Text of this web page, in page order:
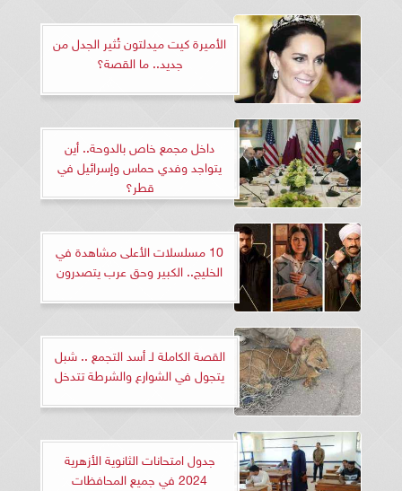
الأميرة كيت ميدلتون تُثير الجدل من
جديد.. ما القصة؟
داخل مجمع خاص بالدوحة.. أين
يتواجد وفدي حماس وإسرائيل في
قطر؟
10 مسلسلات الأعلى مشاهدة في
الخليج.. الكبير وحق عرب يتصدرون
القصة الكاملة لـ أسد التجمع .. شبل
يتجول في الشوارع والشرطة تتدخل
جدول امتحانات الثانوية الأزهرية
2024 في جميع المحافظات